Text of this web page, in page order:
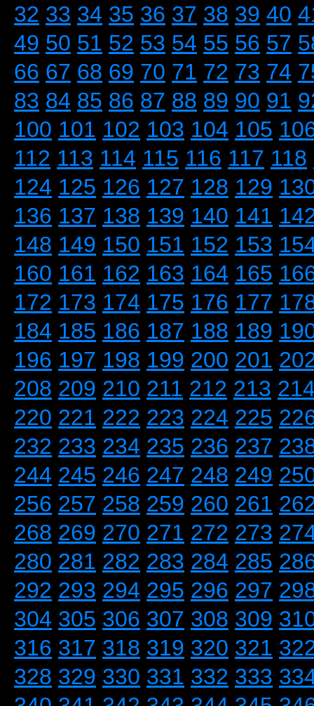
32 33 34 35 36 37 38 39 40
49 50 51 52 53 54 55 56 57
66 67 68 69 70 71 72 73 74
83 84 85 86 87 88 89 90 91
100 101 102 103 104 105
112 113 114 115 116 117 118
124 125 126 127 128 129
136 137 138 139 140 141
148 149 150 151 152 153
160 161 162 163 164 165
172 173 174 175 176 177
184 185 186 187 188 189
196 197 198 199 200 201
208 209 210 211 212 213
220 221 222 223 224 225
232 233 234 235 236 237
244 245 246 247 248 249
256 257 258 259 260 261
268 269 270 271 272 273
280 281 282 283 284 285
292 293 294 295 296 297
304 305 306 307 308 309
316 317 318 319 320 321
328 329 330 331 332 333